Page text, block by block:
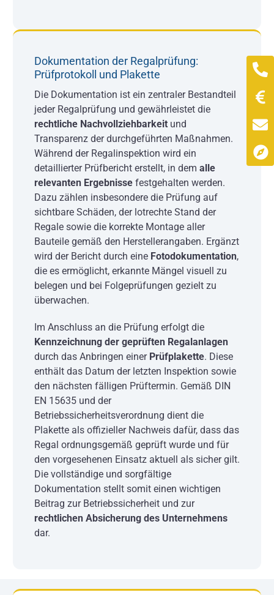
Dokumentation der Regalprüfung:
Prüfprotokoll und Plakette
Die Dokumentation ist ein zentraler Bestandteil
jeder Regalprüfung und gewährleistet die
rechtliche Nachvollziehbarkeitund
Transparenz der durchgeführten Maßnahmen.
Während der Regalinspektion wird ein
detaillierter Prüfbericht erstellt, in dem alle
relevanten Ergebnissefestgehalten werden.
Dazu zählen insbesondere die Prüfung auf
sichtbare Schäden, der lotrechte Stand der
Regale sowie die korrekte Montage aller
Bauteile gemäß den Herstellerangaben. Ergänzt
wird der Bericht durch eine Fotodokumentation,
die es ermöglicht, erkannte Mängel visuell zu
belegen und bei Folgeprüfungen gezielt zu
überwachen.
Im Anschluss an die Prüfung erfolgt die
Kennzeichnung der geprüften Regalanlagen
durch das Anbringen einer Prüfplakette. Diese
enthält das Datum der letzten Inspektion sowie
den nächsten fälligen Prüftermin. Gemäß DIN
EN 15635 und der
Betriebssicherheitsverordnung dient die
Plakette als offizieller Nachweis dafür, dass das
Regal ordnungsgemäß geprüft wurde und für
den vorgesehenen Einsatz aktuell als sicher gilt.
Die vollständige und sorgfältige
Dokumentation stellt somit einen wichtigen
Beitrag zur Betriebssicherheit und zur
rechtlichen Absicherung des Unternehmens
dar.